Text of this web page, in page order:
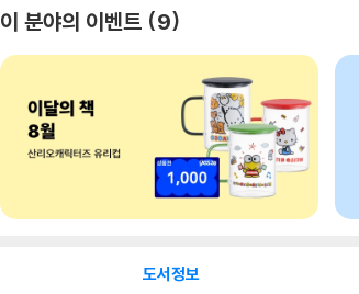
이 분야의 이벤트 9
도서정보